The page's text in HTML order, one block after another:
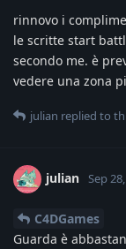
rinnovo i
le scritte start
secondo me. è
vedere una zona
julian replied to
julian Sep
C4DGames
Guarda è